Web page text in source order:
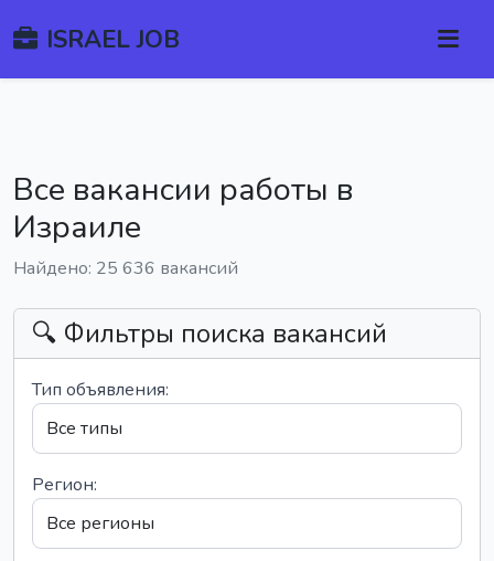
ISRAEL JOB
Все вакансии работы в
Израиле
Найдено: 25 636 вакансий
🔍 Фильтры поиска вакансий
Тип объявления:
Регион: